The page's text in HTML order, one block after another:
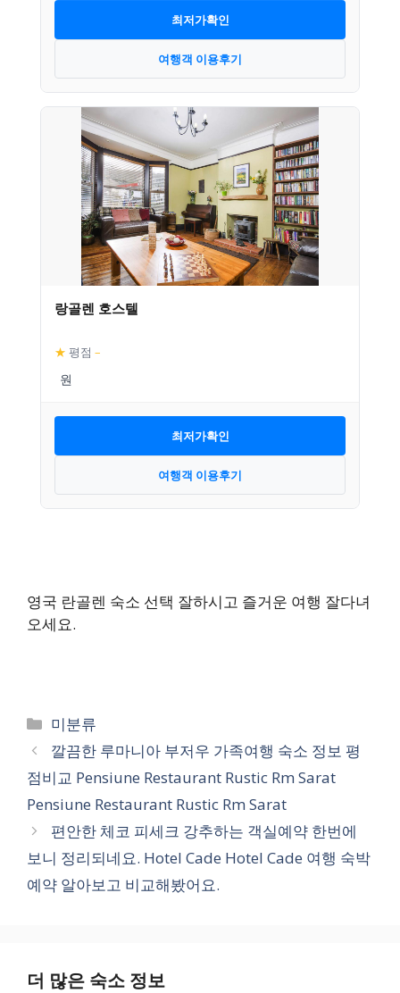
최저가확인
여행객 이용후기
랑골렌 호스텔
★ 평점 –
최저가확인
여행객 이용후기
영국 란골렌 숙소 선택 잘하시고 즐거운 여행 잘다녀
오세요.
카
테
고
리
미분류
깔끔한 루마니아 부저우 가족여행 숙소 정보 평
점비교 Pensiune Restaurant Rustic Rm Sarat
Pensiune Restaurant Rustic Rm Sarat
편안한 체코 피세크 강추하는 객실예약 한번에
보니 정리되네요. Hotel Cade Hotel Cade 여행 숙박
예약 알아보고 비교해봤어요.
더 많은 숙소 정보